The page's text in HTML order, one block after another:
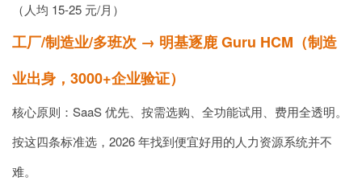
（人均 15-25 元/月）
工厂/制造业/多班次 → 明基逐鹿 Guru HCM（制造
业出身，3000+企业验证）
核心原则：SaaS 优先、按需选购、全功能试用、费用全透明。
按这四条标准选，2026 年找到便宜好用的人力资源系统并不
难。